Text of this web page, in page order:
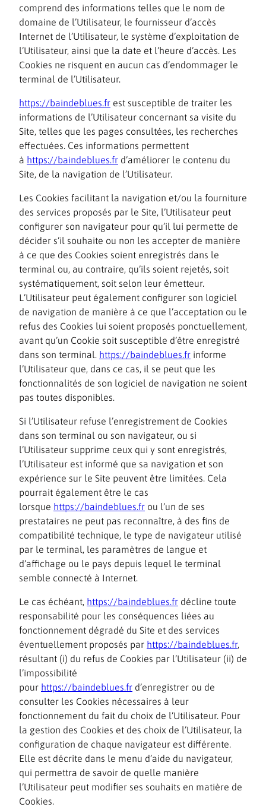
comprend des informations telles que le nom de
domaine de l’Utilisateur, le fournisseur d’accès
Internet de l’Utilisateur, le système d’exploitation de
l’Utilisateur, ainsi que la date et l’heure d’accès. Les
Cookies ne risquent en aucun cas d’endommager le
terminal de l’Utilisateur.
https://baindeblues.fr est susceptible de traiter les
informations de l’Utilisateur concernant sa visite du
Site, telles que les pages consultées, les recherches
effectuées. Ces informations permettent
à https://baindeblues.fr d’améliorer le contenu du
Site, de la navigation de l’Utilisateur.
Les Cookies facilitant la navigation et/ou la fourniture
des services proposés par le Site, l’Utilisateur peut
configurer son navigateur pour qu’il lui permette de
décider s’il souhaite ou non les accepter de manière
à ce que des Cookies soient enregistrés dans le
terminal ou, au contraire, qu’ils soient rejetés, soit
systématiquement, soit selon leur émetteur.
L’Utilisateur peut également configurer son logiciel
de navigation de manière à ce que l’acceptation ou le
refus des Cookies lui soient proposés ponctuellement,
avant qu’un Cookie soit susceptible d’être enregistré
dans son terminal. https://baindeblues.fr informe
l’Utilisateur que, dans ce cas, il se peut que les
fonctionnalités de son logiciel de navigation ne soient
pas toutes disponibles.
Si l’Utilisateur refuse l’enregistrement de Cookies
dans son terminal ou son navigateur, ou si
l’Utilisateur supprime ceux qui y sont enregistrés,
l’Utilisateur est informé que sa navigation et son
expérience sur le Site peuvent être limitées. Cela
pourrait également être le cas
lorsque https://baindeblues.fr ou l’un de ses
prestataires ne peut pas reconnaître, à des fins de
compatibilité technique, le type de navigateur utilisé
par le terminal, les paramètres de langue et
d’affichage ou le pays depuis lequel le terminal
semble connecté à Internet.
Le cas échéant, https://baindeblues.fr décline toute
responsabilité pour les conséquences liées au
fonctionnement dégradé du Site et des services
éventuellement proposés par https://baindeblues.fr,
résultant (i) du refus de Cookies par l’Utilisateur (ii) de
l’impossibilité
pour https://baindeblues.fr d’enregistrer ou de
consulter les Cookies nécessaires à leur
fonctionnement du fait du choix de l’Utilisateur. Pour
la gestion des Cookies et des choix de l’Utilisateur, la
configuration de chaque navigateur est différente.
Elle est décrite dans le menu d’aide du navigateur,
qui permettra de savoir de quelle manière
l’Utilisateur peut modifier ses souhaits en matière de
Cookies.